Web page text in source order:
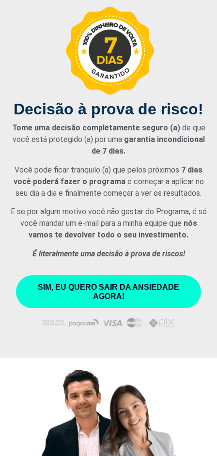
Decisão à prova de risco!
Tome uma decisão completamente seguro (a)de que
você está protegido (a) por uma garantia incondicional
de 7 dias.
Você pode ficar tranquilo (a) que pelos próximos 7 dias
você poderá fazer o programae começar a aplicar no
seu dia a dia e finalmente começar a ver os resultados.
E se por algum motivo você não gostar do Programa, é só
você mandar um e-mail para a minha equipe que nós
vamos te devolver todo o seu investimento.
É literalmente uma decisão à prova de riscos!
SIM, EU QUERO SAIR DA ANSIEDADE
AGORA!